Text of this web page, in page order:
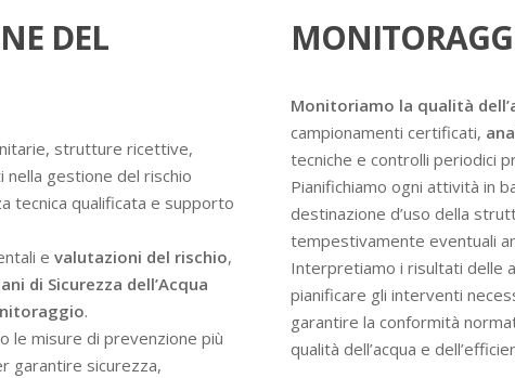
DEL
strutture ricettive,
gestione del rischio
tecnica qualificata e supporto
evalutazioni del rischio,
di Sicurezza dell’Acqua
.
le misure di prevenzione più
garantire sicurezza,
Monitoriamo la qualità
campionamenti certificati,
tecniche e controlli periodici
Pianifichiamo ogni attività in
destinazione d’uso della
tempestivamente eventuali
Interpretiamo i risultati delle
pianificare gli interventi
garantire la conformità
qualità dell’acqua e